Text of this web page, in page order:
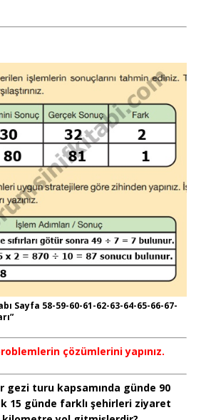
Sayfa 58-59-60-61-62-63-64-65-66-67-
çözümlerini yapınız.
gezi turu kapsamında günde 90
15 günde farklı şehirleri ziyaret